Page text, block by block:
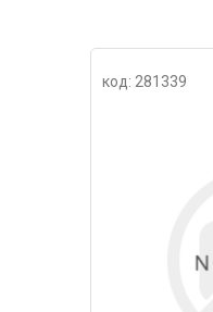
код: 281339